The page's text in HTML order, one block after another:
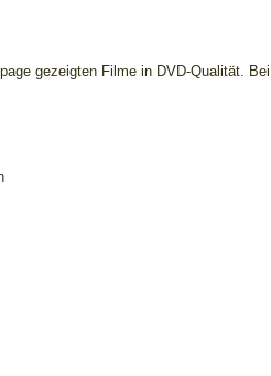
gezeigten Filme in DVD-Qualität.